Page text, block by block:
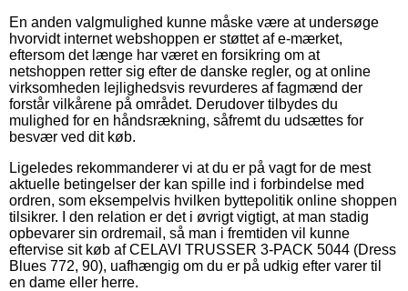
En anden valgmulighed kunne måske være at undersøge
hvorvidt internet webshoppen er støttet af e-mærket,
eftersom det længe har været en forsikring om at
netshoppen retter sig efter de danske regler, og at online
virksomheden lejlighedsvis revurderes af fagmænd der
forstår vilkårene på området. Derudover tilbydes du
mulighed for en håndsrækning, såfremt du udsættes for
besvær ved dit køb.
Ligeledes rekommanderer vi at du er på vagt for de mest
aktuelle betingelser der kan spille ind i forbindelse med
ordren, som eksempelvis hvilken byttepolitik online shoppen
tilsikrer. I den relation er det i øvrigt vigtigt, at man stadig
opbevarer sin ordremail, så man i fremtiden vil kunne
eftervise sit køb af CELAVI TRUSSER 3-PACK 5044 (Dress
Blues 772, 90), uafhængig om du er på udkig efter varer til
en dame eller herre.